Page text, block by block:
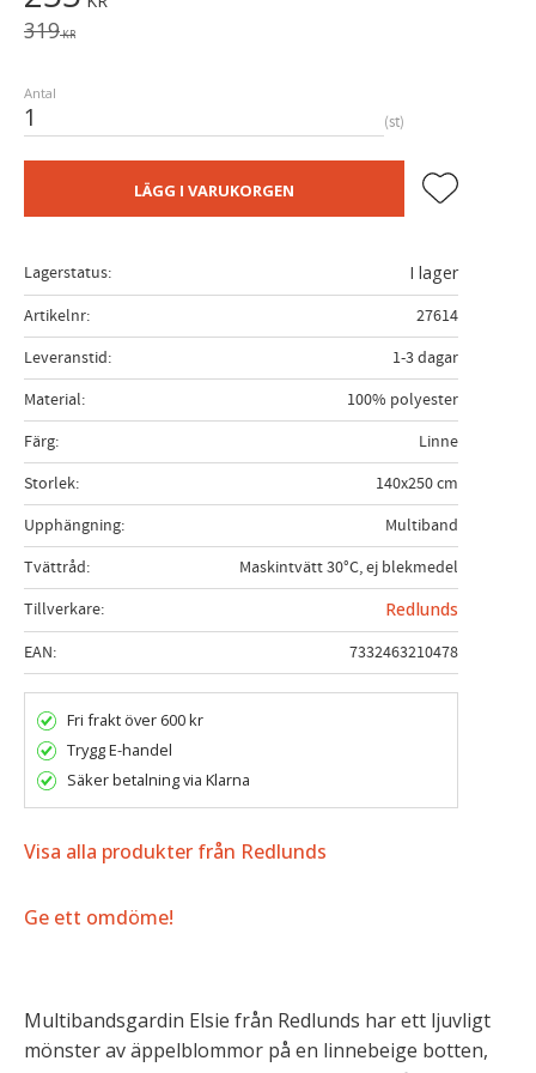
Ordinarie pris:
319KR
Antal
st
LÄGG I VARUKORGEN Lägg till i
Lagerstatus
I lager
Artikelnr
27614
Leveranstid
1-3 dagar
Material
100% polyester
Färg
Linne
Storlek
140x250 cm
Upphängning
Multiband
Tvättråd
Maskintvätt 30°C, ej blekmedel
Tillverkare
Redlunds
EAN
7332463210478
Fri frakt över 600 kr
Trygg E-handel
Säker betalning via Klarna
Visa alla produkter från Redlunds
Ge ett omdöme!
Multibandsgardin Elsie från Redlunds har ett ljuvligt
mönster av äppelblommor på en linnebeige botten,